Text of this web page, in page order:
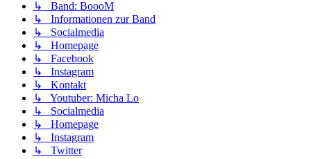
↳ Band: BoooM
↳ Informationen zur Band
↳ Socialmedia
↳ Homepage
↳ Facebook
↳ Instagram
↳ Kontakt
↳ Youtuber: Micha Lo
↳ Socialmedia
↳ Homepage
↳ Instagram
↳ Twitter